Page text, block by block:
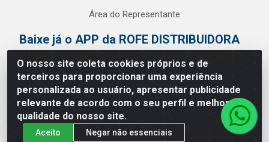
O nosso site coleta cookies próprios e de
terceiros para proporcionar uma experiência
personalizada ao usuário, apresentar publicidade
relevante de acordo com o seu perfil e melhorar a
qualidade do nosso site.
Aceito Negar não essenciais
Área do Representante
Baixe já o APP da ROFE DISTRIBUIDORA